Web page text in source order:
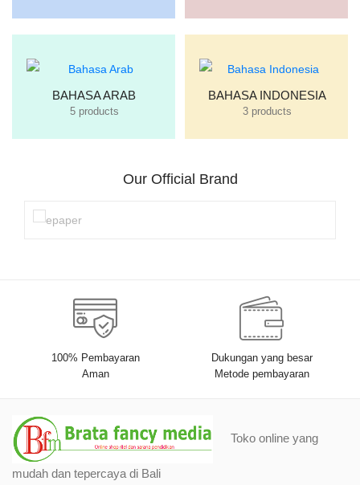
BAHASA ARAB
5 products
BAHASA INDONESIA
3 products
Our Official Brand
100% Pembayaran
Aman
Dukungan yang besar
Metode pembayaran
Toko online yang
mudah dan tepercaya di Bali